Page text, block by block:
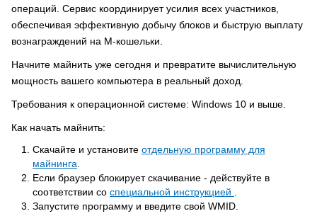
операций. Сервис координирует усилия всех участников,
обеспечивая эффективную добычу блоков и быструю выплату
вознаграждений на M-кошельки.
Начните майнить уже сегодня и превратите вычислительную
мощность вашего компьютера в реальный доход.
Требования к операционной системе: Windows 10 и выше.
Как начать майнить:
Скачайте и установите отдельную программу для
майнинга.
Если браузер блокирует скачивание - действуйте в
соответствии со специальной инструкцией .
Запустите программу и введите свой WMID.